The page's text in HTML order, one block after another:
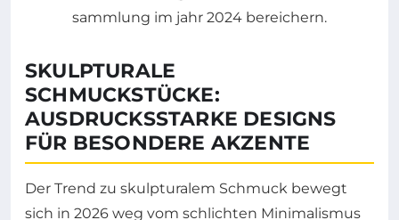
SKULPTURALE
SCHMUCKSTÜCKE:
AUSDRUCKSSTARKE DESIGNS
FÜR BESONDERE AKZENTE
Der Trend zu skulpturalem Schmuck bewegt
sich in 2026 weg vom schlichten Minimalismus